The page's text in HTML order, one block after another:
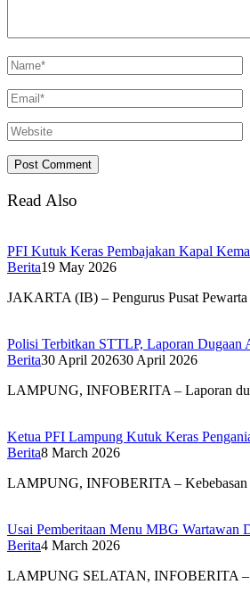
Read Also
PFI Kutuk Keras Pembajakan Kapal
Berita19 May 2026
JAKARTA (IB) – Pengurus Pusat
Polisi Terbitkan STTLP, Laporan Dugaan
Berita30 April 202630 April 2026
LAMPUNG, INFOBERITA – Laporan
Ketua PFI Lampung Kutuk Keras
Berita8 March 2026
LAMPUNG, INFOBERITA –
Usai Pemberitaan Menu MBG
Berita4 March 2026
LAMPUNG SELATAN, INFOBERITA –